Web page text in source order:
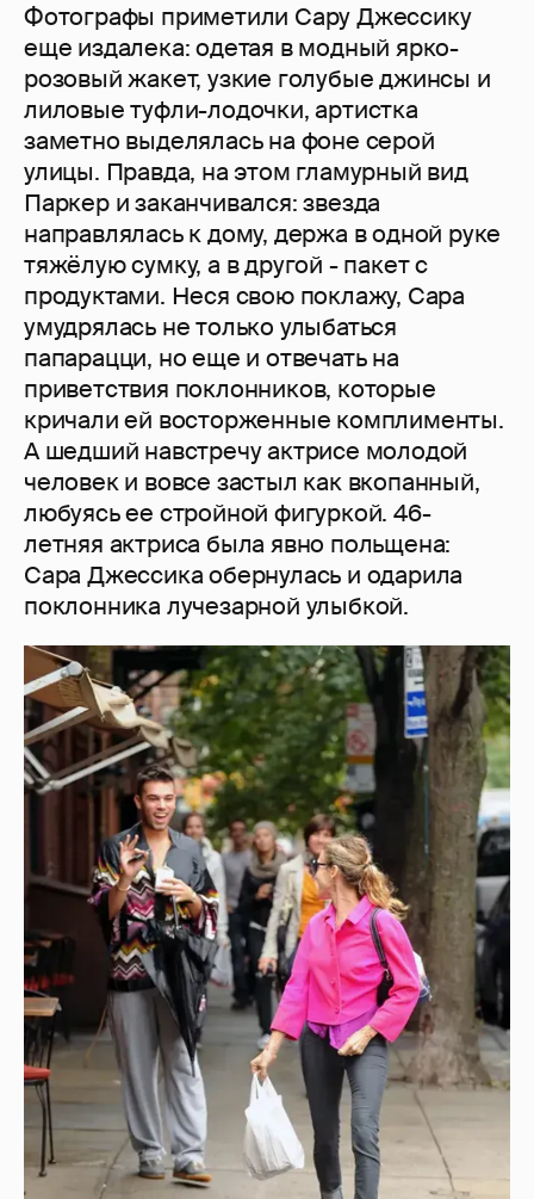
Фотографы приметили Сару Джессику
еще издалека: одетая в модный ярко-
розовый жакет, узкие голубые джинсы и
лиловые туфли-лодочки, артистка
заметно выделялась на фоне серой
улицы. Правда, на этом гламурный вид
Паркер и заканчивался: звезда
направлялась к дому, держа в одной руке
тяжёлую сумку, а в другой - пакет с
продуктами. Неся свою поклажу, Сара
умудрялась не только улыбаться
папарацци, но еще и отвечать на
приветствия поклонников, которые
кричали ей восторженные комплименты.
А шедший навстречу актрисе молодой
человек и вовсе застыл как вкопанный,
любуясь ее стройной фигуркой. 46-
летняя актриса была явно польщена:
Сара Джессика обернулась и одарила
поклонника лучезарной улыбкой.